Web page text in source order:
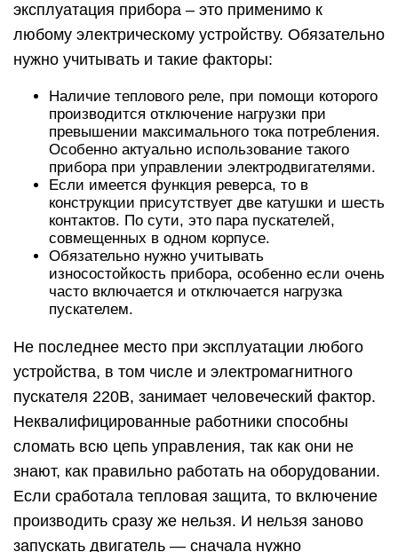
эксплуатация прибора – это применимо к
любому электрическому устройству. Обязательно
нужно учитывать и такие факторы:
Наличие теплового реле, при помощи которого
производится отключение нагрузки при
превышении максимального тока потребления.
Особенно актуально использование такого
прибора при управлении электродвигателями.
Если имеется функция реверса, то в
конструкции присутствует две катушки и шесть
контактов. По сути, это пара пускателей,
совмещенных в одном корпусе.
Обязательно нужно учитывать
износостойкость прибора, особенно если очень
часто включается и отключается нагрузка
пускателем.
Не последнее место при эксплуатации любого
устройства, в том числе и электромагнитного
пускателя 220В, занимает человеческий фактор.
Неквалифицированные работники способны
сломать всю цепь управления, так как они не
знают, как правильно работать на оборудовании.
Если сработала тепловая защита, то включение
производить сразу же нельзя. И нельзя заново
запускать двигатель — сначала нужно